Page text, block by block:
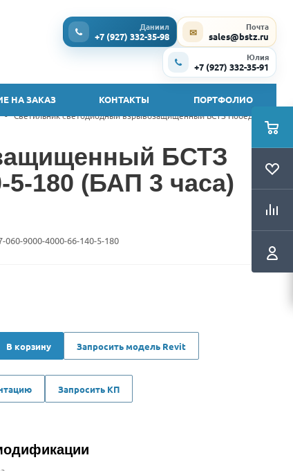
Даниил
+7 (927) 332-35-98 ✉ Почта
sales@bstz.ru
Юлия
+7 (927) 332-35-91
НА ЗАКАЗ КОНТАКТЫ ПОРТФОЛИО
- Светильник светодиодный взрывозащищенный БСТЗ Победа Ex1
БСТЗ
5-180 (БАП 3 часа)
060-9000-4000-66-140-5-180
В корзину Запросить модель Revit
Запросить КП